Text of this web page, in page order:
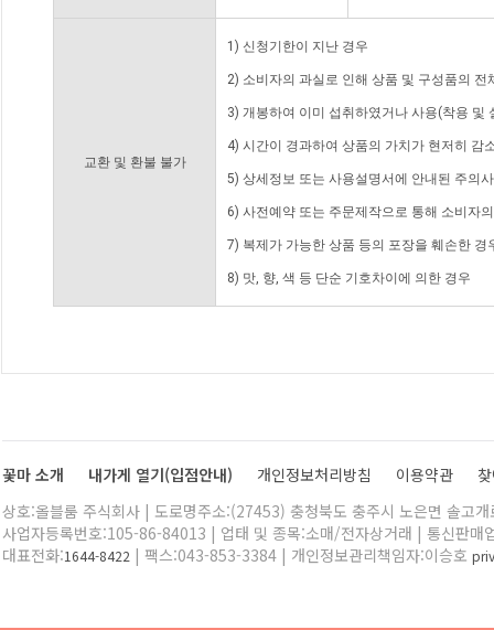
교환 및 환불 불가
1) 신청기한이 지난 경우
2) 소비자의 과실로 인해 상품 및 구성품의
3) 개봉하여 이미 섭취하였거나 사용(착용 및
4) 시간이 경과하여 상품의 가치가 현저히 감
5) 상세정보 또는 사용설명서에 안내된 주의
6) 사전예약 또는 주문제작으로 통해 소비자
7) 복제가 가능한 상품 등의 포장을 훼손한 경
8) 맛, 향, 색 등 단순 기호차이에 의한 경우
꽃마 소개 내가게 열기(입점안내) 개인정보처리방침 이용약관
상호:올블룸 주식회사 | 도로명주소:(27453) 충청북도 충주시 노은면 솔고
사업자등록번호:105-86-84013 | 업태 및 종목:소매/전자상거래 | 통신판매
대표전화:1644-8422 | 팩스:043-853-3384 | 개인정보관리책임자:이승호